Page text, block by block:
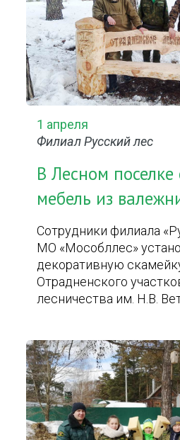
1 апреля
Филиал Русский лес
В Лесном поселке
мебель из
Сотрудники филиала
МО «Мособллес»
декоративную
Отрадненского
лесничества им. Н.В.